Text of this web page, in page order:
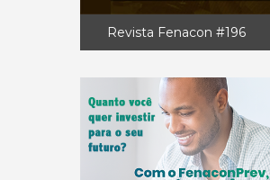
Revista Fenacon #196